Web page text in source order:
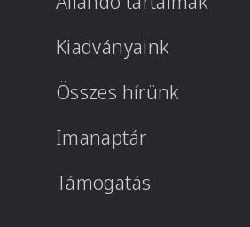
Kiadványaink
Összes hírünk
Imanaptár
Támogatás